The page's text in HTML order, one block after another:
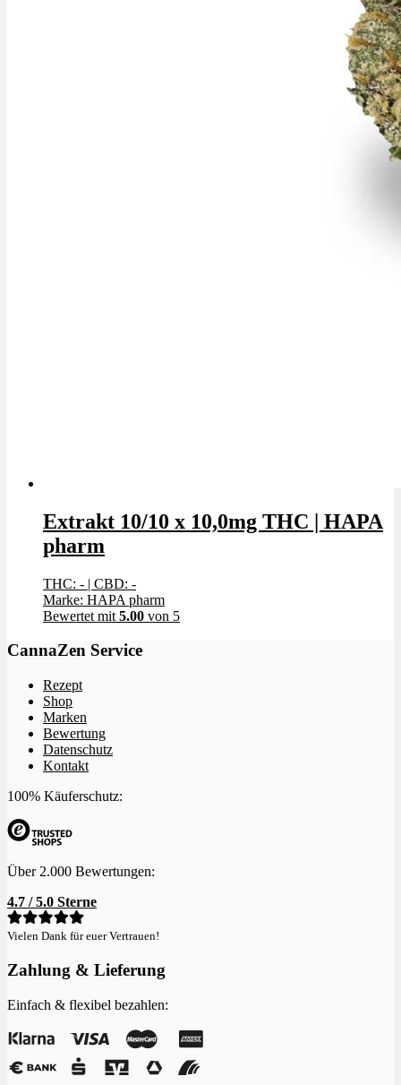
Extrakt 10/10 x 10,0mg THC | HAPA
pharm
THC: - | CBD: -
Marke: HAPA pharm
Bewertet mit 5.00 von 5
CannaZen Service
Rezept
Shop
Marken
Bewertung
Datenschutz
Kontakt
100% Käuferschutz:
Über 2.000 Bewertungen:
4.7 / 5.0 Sterne
Vielen Dank für euer Vertrauen!
Zahlung & Lieferung
Einfach & flexibel bezahlen: